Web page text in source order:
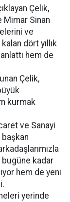
Çelik,
Mimar Sinan
ve
dört yıllık
hem de
Çelik,
kurmak
ve Sanayi
kadar
hem de yeni
yerinde